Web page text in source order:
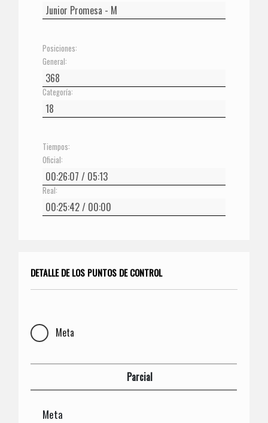
Posiciones:
General:
Categoría:
Tiempos:
Oficial:
Real:
DETALLE DE LOS PUNTOS DE CONTROL
Meta
Parcial
Meta